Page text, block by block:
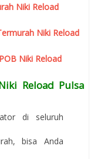
Niki Reload
Niki Reload
Niki Reload
Reload Pulsa
di seluruh
bisa Anda